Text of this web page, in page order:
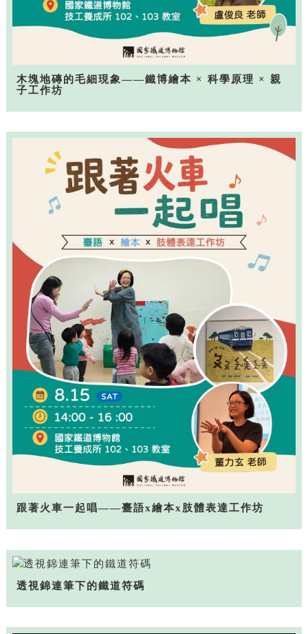
木塊地磚的毛細現象——鐵博繪本 × 科學原理 × 親
子工作坊
跟著火車一起唱——臺語x繪本x肢體表達工作坊
透視錦連筆下的鐵道符碼